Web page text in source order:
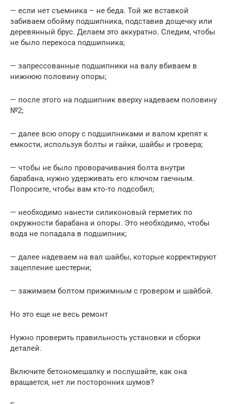
— если нет съемника – не беда. Той же вставкой
забиваем обойму подшипника, подставив дощечку или
деревянный брус. Делаем это аккуратно. Следим, чтобы
не было перекоса подшипника;
— запрессованные подшипники на валу вбиваем в
нижнюю половину опоры;
— после этого на подшипник вверху надеваем половину
№2;
— далее всю опору с подшипниками и валом крепят к
емкости, используя болты и гайки, шайбы и гровера;
— чтобы не было проворачивания болта внутри
барабана, нужно удерживать его ключом гаечным.
Попросите, чтобы вам кто-то подсобил;
— необходимо нанести силиконовый герметик по
окружности барабана и опоры. Это необходимо, чтобы
вода не попадала в подшипник;
— далее надеваем на вал шайбы, которые корректируют
зацепление шестерни;
— зажимаем болтом прижимным с гровером и шайбой.
Но это еще не весь ремонт
Нужно проверить правильность установки и сборки
деталей.
Включите бетономешалку и послушайте, как она
вращается, нет ли посторонних шумов?